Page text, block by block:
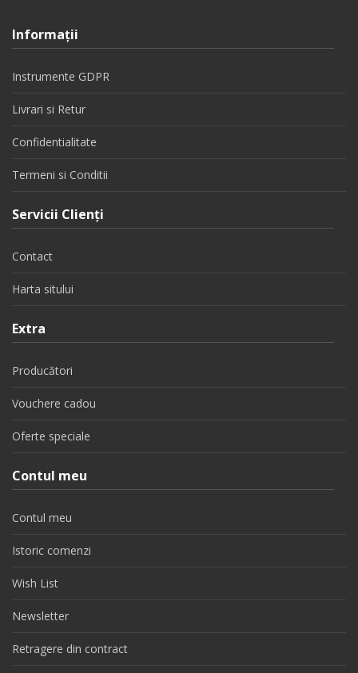
Informaţii
Instrumente GDPR
Livrari si Retur
Confidentialitate
Termeni si Conditii
Servicii Clienţi
Contact
Harta sitului
Extra
Producători
Vouchere cadou
Oferte speciale
Contul meu
Contul meu
Istoric comenzi
Wish List
Newsletter
Retragere din contract